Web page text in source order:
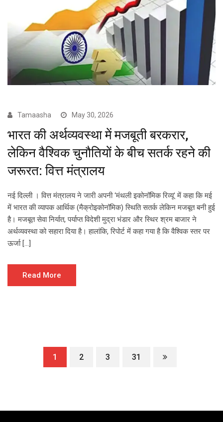
Tamaasha May 30, 2026
भारत की अर्थव्यवस्था में मजबूती बरकरार,
लेकिन वैश्विक चुनौतियों के बीच सतर्क रहने की
जरूरत: वित्त मंत्रालय
नई दिल्ली । वित्त मंत्रालय ने जारी अपनी ‘मंथली इकोनॉमिक रिव्यू’ में कहा कि मई
में भारत की व्यापक आर्थिक (मैक्रोइकोनॉमिक) स्थिति सतर्क लेकिन मजबूत बनी हुई
है। मजबूत सेवा निर्यात, पर्याप्त विदेशी मुद्रा भंडार और स्थिर श्रम बाजार ने
अर्थव्यवस्था को सहारा दिया है। हालांकि, रिपोर्ट में कहा गया है कि वैश्विक स्तर पर
ऊर्जा […]
Read More
1 2 3 31